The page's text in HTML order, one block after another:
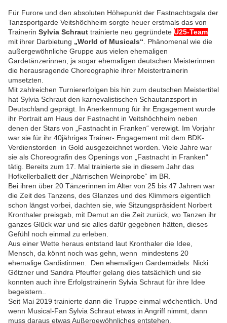
Für Furore und den absoluten Höhepunkt der Fastnachtsgala der
Tanzsportgarde Veitshöchheim sorgte heuer erstmals das von
Trainerin Sylvia Schraut trainierte neu gegründete Ü25-Team
mit ihrer Darbietung „World of Musicals“ . Phänomenal wie die
außergewöhnliche Gruppe aus vielen ehemaligen
Gardetänzerinnen, ja sogar ehemaligen deutschen Meisterinnen
die herausragende Choreographie ihrer Meistertrainerin
umsetzten.
Mit zahlreichen Turniererfolgen bis hin zum deutschen Meistertitel
hat Sylvia Schraut den karnevalistischen Schautanzsport in
Deutschland geprägt. In Anerkennung für ihr Engagement wurde
ihr Portrait am Haus der Fastnacht in Veitshöchheim neben
denen der Stars von „Fastnacht in Franken“ verewigt. Im Vorjahr
war sie für ihr 40jähriges Trainer- Engagement mit dem BDK-
Verdienstorden in Gold ausgezeichnet worden. Viele Jahre war
sie als Choreografin des Openings von „Fastnacht in Franken“
tätig. Bereits zum 17. Mal trainierte sie in diesem Jahr das
Hofkellerballett der „Närrischen Weinprobe“ im BR.
Bei ihren über 20 Tänzerinnen
die Zeit des Tanzens, des Glanzes und des Klimmers eigentlich
schon längst vorbei, dachten sie, wie Sitzungspräsident Norbert
Kronthaler preisgab, mit Demut an die Zeit zurück, wo Tanzen ihr
ganzes Glück war und sie alles dafür gegebnen hätten, dieses
Gefühl noch einmal zu erleben.
Aus einer Wette heraus entstand laut Kronthaler die Idee,
Mensch, da könnt noch was gehn, wenn mindestens 20
ehemalige Gardistinnen. Den ehemaligen Gardemädels Nicki
Götzner und Sandra Pfeuffer gelang dies tatsächlich und sie
konnten auch ihre Erfolgstrainerin Sylvia Schraut für ihre Idee
begeistern..
Seit Mai 2019 trainierte dann die Truppe einmal wöchentlich. Und
wenn Musical-Fan Sylvia Schraut etwas in Angriff nimmt, dann
muss daraus etwas Außergewöhnliches entstehen.